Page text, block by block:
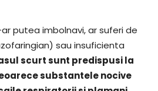
putea imbolnavi, ar suferi de
sau insuficienta
scurt sunt predispusi la
substantele nocive